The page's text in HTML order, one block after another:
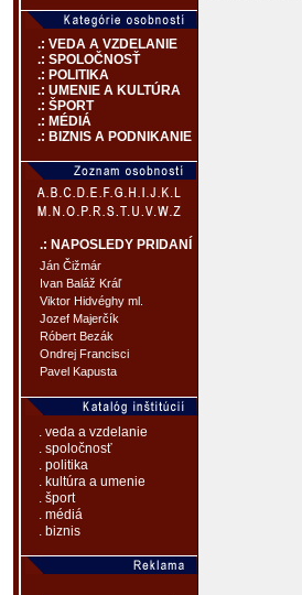
.: VEDA A VZDELANIE
.: SPOLOČNOSŤ
.: POLITIKA
.: UMENIE A KULTÚRA
.: ŠPORT
.: MÉDIÁ
.: BIZNIS A PODNIKANIE
.: NAPOSLEDY PRIDANÍ
Ján Čižmár
Ivan Baláž Kráľ
Viktor Hidvéghy ml.
Jozef Majerčík
Róbert Bezák
Ondrej Francisci
Pavel Kapusta
. veda a vzdelanie
. spoločnosť
. politika
. kultúra a umenie
. šport
. médiá
. biznis